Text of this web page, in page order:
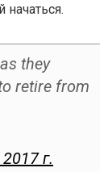
they
retire from
г.